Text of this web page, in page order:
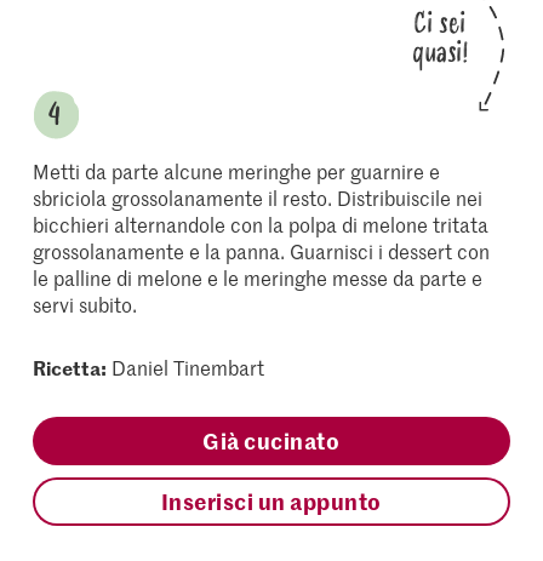
Ci sei
quasi!
Metti da parte alcune meringhe per guarnire e
sbriciola grossolanamente il resto. Distribuiscile nei
bicchieri alternandole con la polpa di melone tritata
grossolanamente e la panna. Guarnisci i dessert con
le palline di melone e le meringhe messe da parte e
servi subito.
Ricetta: Daniel Tinembart
Già cucinato
Inserisci un appunto